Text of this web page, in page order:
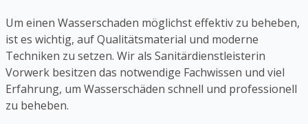
Um einen Wasserschaden möglichst effektiv zu beheben,
ist es wichtig, auf Qualitätsmaterial und moderne
Techniken zu setzen. Wir als Sanitärdienstleisterin
Vorwerk besitzen das notwendige Fachwissen und viel
Erfahrung, um Wasserschäden schnell und professionell
zu beheben.